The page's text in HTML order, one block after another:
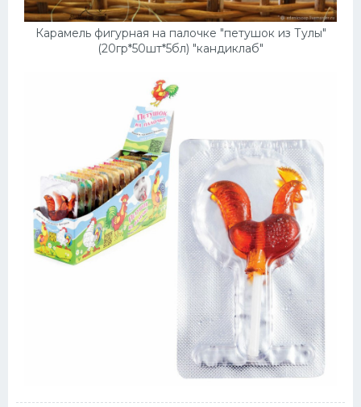
Карамель фигурная на палочке "петушок из Тулы"
(20гр*50шт*5бл) "кандиклаб"